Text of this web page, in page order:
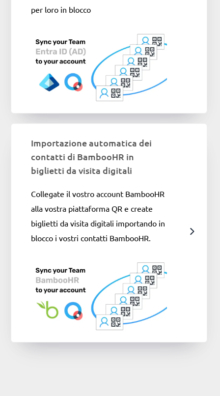
per loro in blocco
Importazione automatica dei
contatti di BambooHR in
biglietti da visita digitali
Collegate il vostro account BambooHR
alla vostra piattaforma QR e create
biglietti da visita digitali importando in
blocco i vostri contatti BambooHR.